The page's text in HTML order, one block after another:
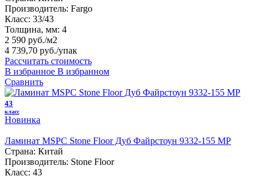
Производитель: Fargo
Класс: 33/43
Толщина, мм: 4
2 590 руб./м2
4 739,70 руб./упак
Рассчитать стоимость
В избранное В избранном
Сравнить
43
класс
Новинка
Ламинат MSPC Stone Floor Дуб Файрстоун 9332-155 MР
Страна: Китай
Производитель: Stone Floor
Класс: 43